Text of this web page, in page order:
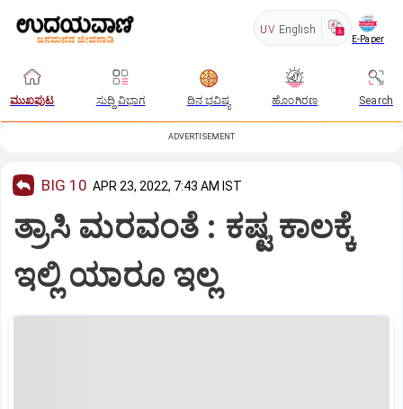
UV English
E-Paper
ಮುಖಪುಟ ಸುದ್ದಿ ವಿಭಾಗ ದಿನ ಭವಿಷ್ಯ ಹೊಂಗಿರಣ Search
ADVERTISEMENT
BIG 10 APR 23, 2022, 7:43 AM IST
ತ್ರಾಸಿ ಮರವಂತೆ : ಕಷ್ಟ ಕಾಲಕ್ಕೆ
ಇಲ್ಲಿ ಯಾರೂ ಇಲ್ಲ